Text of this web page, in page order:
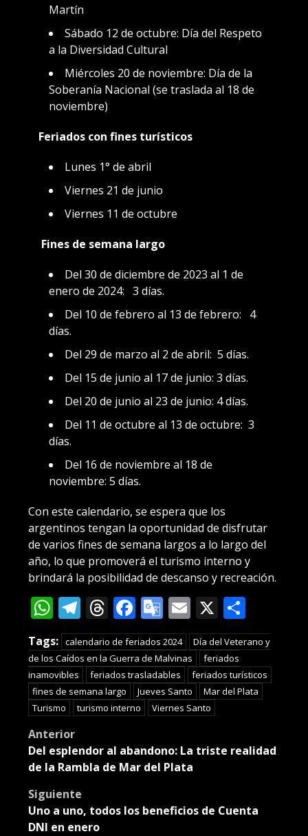
Martín
Sábado 12 de octubre: Día del Respeto
a la Diversidad Cultural
Miércoles 20 de noviembre: Día de la
Soberanía Nacional (se traslada al 18 de
noviembre)
Feriados con fines turísticos
Lunes 1° de abril
Viernes 21 de junio
Viernes 11 de octubre
Fines de semana largo
Del 30 de diciembre de 2023 al 1 de
enero de 2024: 3 días.
Del 10 de febrero al 13 de febrero: 4
días.
Del 29 de marzo al 2 de abril: 5 días.
Del 15 de junio al 17 de junio: 3 días.
Del 20 de junio al 23 de junio: 4 días.
Del 11 de octubre al 13 de octubre: 3
días.
Del 16 de noviembre al 18 de
noviembre: 5 días.
Con este calendario, se espera que los
argentinos tengan la oportunidad de disfrutar
de varios fines de semana largos a lo largo del
año, lo que promoverá el turismo interno y
brindará la posibilidad de descanso y recreación.
WhatsApp
Telegram
Threads
Facebook
Google
Translate
Email
X
Tags: calendario de feriados 2024
Día del Veterano y
de los Caídos en la Guerra de Malvinas
feriados
inamovibles
feriados trasladables
feriados turísticos
fines de semana largo
Jueves Santo
Mar del Plata
Turismo
turismo interno Viernes Santo
Post
navigation
Anterior
Del esplendor al abandono: La triste realidad
de la Rambla de Mar del Plata
Siguiente
Uno a uno, todos los beneficios de Cuenta
DNI en enero